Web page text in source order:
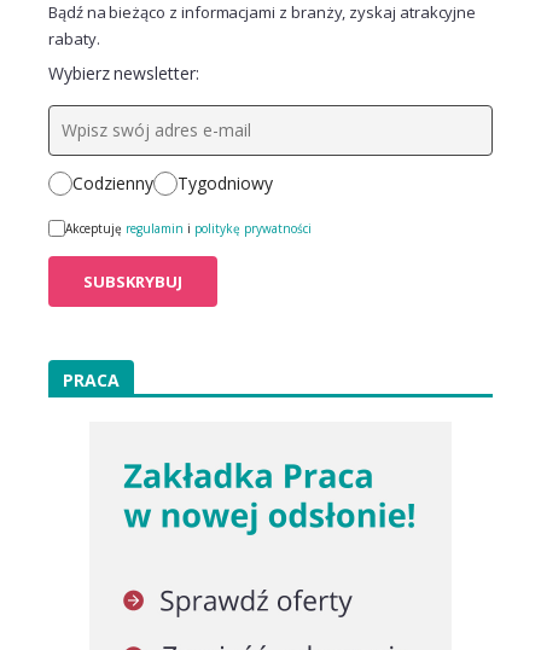
Bądź na bieżąco z informacjami z branży, zyskaj atrakcyjne
rabaty.
Wybierz newsletter:
Codzienny Tygodniowy
Akceptuję regulamin i politykę prywatności
PRACA